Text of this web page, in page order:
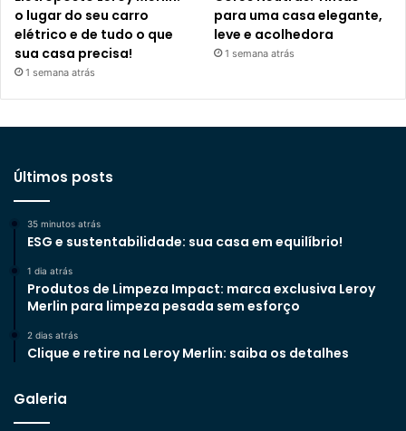
o lugar do seu carro
elétrico e de tudo o que
sua casa precisa!
1 semana atrás
para uma casa elegante,
leve e acolhedora
1 semana atrás
Últimos posts
35 minutos atrás
ESG e sustentabilidade: sua casa em equilíbrio!
1 dia atrás
Produtos de Limpeza Impact: marca exclusiva Leroy
Merlin para limpeza pesada sem esforço
2 dias atrás
Clique e retire na Leroy Merlin: saiba os detalhes
Galeria